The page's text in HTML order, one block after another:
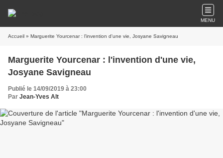
MENU
Accueil » Marguerite Yourcenar : l'invention d'une vie, Josyane Savigneau
Marguerite Yourcenar : l'invention d'une vie,
Josyane Savigneau
Publié le 14/09/2019 à 23:00
Par Jean-Yves Alt